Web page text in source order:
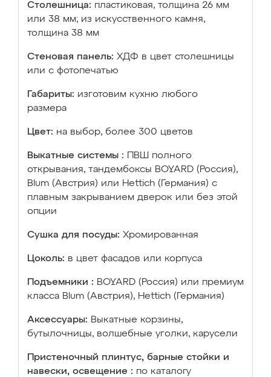
Столешница: пластиковая, толщина 26 мм
или 38 мм; из искусственного камня,
толщина 38 мм
Стеновая панель: ХДФ в цвет столешницы
или с фотопечатью
Габариты: изготовим кухню любого
размера
Цвет: на выбор, более 300 цветов
Выкатные системы :
ПВШ полного
открывания, тандембоксы BOYARD (Россия),
Blum (Австрия) или Hettich (Германия) с
плавным закрыванием дверок или без этой
опции
Сушка для посуды: Хромированная
Цоколь: в цвет фасадов или корпуса
Подъемники : BOYARD (Россия) или премиум
класса Blum (Австрия), Hettich (Германия)
Аксессуары: Выкатные корзины,
бутылочницы, волшебные уголки, карусели
Пристеночный плинтус, барные стойки и
навески, освещение : по каталогу